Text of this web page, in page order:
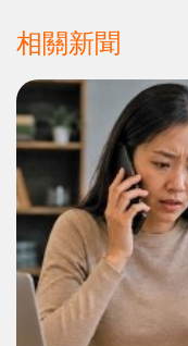
相關新聞